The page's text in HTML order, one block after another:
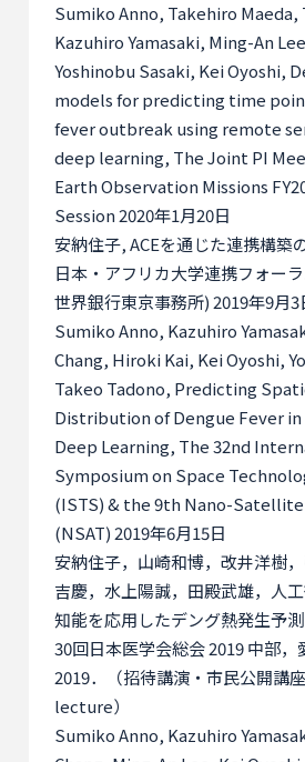
Sumiko Anno, Takehiro Maeda,
Kazuhiro Yamasaki, Ming-An
Yoshinobu Sasaki, Kei Oyoshi,
models for predicting time
fever outbreak using remote
deep learning, The Joint PI
Earth Observation Missions
Session 2020年1月20日
安納住子, ACEを通じた連携構築
日本・アフリカ大学連携フォー
世界銀行東京事務所) 2019年9月3
Sumiko Anno, Kazuhiro
Chang, Hiroki Kai, Kei Oyoshi,
Takeo Tadono, Predicting
Distribution of Dengue Fever in
Deep Learning, The 32nd
Symposium on Space
(ISTS) & the 9th Nano-
(NSAT) 2019年6月15日
安納住子，山崎和博，改井洋樹
吉慶，水上陽誠，田殿武雄，人
知能を応用したデング熱発生予
30回日本医学会総会2019中部，
2019．（招待講演・市民公開講座
lecture）
Sumiko Anno, Kazuhiro